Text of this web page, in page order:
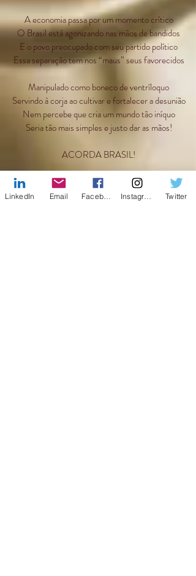
A economia passa por um momento crítico
O Brasil está agonizando nas mãos de bandidos
E o povo preocupado com seu partido político
Essa separação tem nos “maus” seus favorecidos
Manipulado como boneco de ventríloquo
Servindo à corja ao cultivar e fortalecer a desunião
Nem percebe que cria um mundo tão iníquo
Seria tão mais simples e justo dar as mãos!
ACORDA BRASIL!
Copyright © 2015 - Todos os Direitos Reservados à
Marcela Re Ribeiro - Reprodução Proibida
LinkedIn Email Twitter